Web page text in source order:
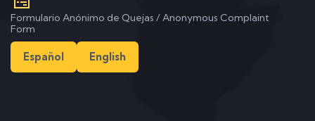
Formulario Anónimo de Quejas / Anonymous Complaint
Form
Español English